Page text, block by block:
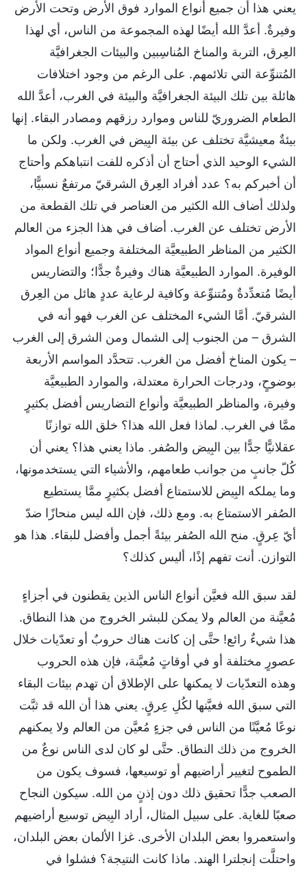
يعني هذا أن جميع أنواع الموارد فوق الأرض وتحت الأرض
وفيرةٌ. أعدَّ الله أيضًا لهذه المجموعة من الناس، أي لهذا
العِرق، التربة والمناخ المُناسِبين والبيئات الجغرافيَّة
المُتنوِّعة التي تلائمهم. على الرغم من وجود اختلافات
هائلة بين تلك البيئة الجغرافيَّة والبيئة في الغرب، أعدَّ الله
الطعام الضروريّ للناس وموارد رزقهم ومصادر البقاء. إنها
بيئةٌ معيشيَّة تختلف عن بيئة البِيض في الغرب. ولكن ما
الشيء الوحيد الذي أحتاج أن أذكره للفت انتباهكم وأحتاج
أن أخبركم به؟ عدد أفراد العِرق الشرقيّ مرتفعٌ نسبيًّا،
ولذلك أضاف الله الكثير من العناصر في تلك القطعة من
الأرض تختلف عن الغرب. أضاف في هذا الجزء من العالم
الكثير من المناظر الطبيعيَّة المختلفة وجميع أنواع المواد
الوفيرة. الموارد الطبيعيَّة هناك وفيرةٌ جدًّا؛ والتضاريس
أيضًا مُتعدِّدةٌ ومُتنوِّعة وكافية لرعاية عددٍ هائل من العِرق
الشرقيّ. أمَّا الشيء المختلف عن الغرب فهو أنه في
الشرق – من الجنوب إلى الشمال ومن الشرق إلى الغرب
– يكون المناخ أفضل من الغرب. تتحدَّد المواسم الأربعة
بوضوحٍ، ودرجات الحرارة معتدلة، والموارد الطبيعيَّة
وفيرة، والمناظر الطبيعيَّة وأنواع التضاريس أفضل بكثيرٍ
ممَّا في الغرب. لماذا فعل الله هذا؟ خلق الله توازنًا
عقلانيًّا جدًّا بين البِيض والصُفر. ماذا يعني هذا؟ يعني أن
كُلّ جانبٍ من جوانب طعامهم، والأشياء التي يستخدمونها،
وما يملكه البِيض للاستمتاع أفضل بكثيرٍ ممَّا يستطيع
الصُفر الاستمتاع به. ومع ذلك، فإن الله ليس منحازًا ضدّ
أيّ عِرقٍ. منح الله الصُفر بيئةً أجمل وأفضل للبقاء. هذا هو
التوازن. أنت تفهم إذًا، أليس كذلك؟
لقد سبق الله فعيَّن أنواع الناس الذين يقطنون في أجزاءٍ
مُعيَّنة من العالم ولا يمكن للبشر الخروج من هذا النطاق.
هذا شيءٌ رائع! حتَّى إن كانت هناك حروبٌ أو تعدّيات خلال
عصورٍ مختلفة أو في أوقاتٍ مُعيَّنة، فإن هذه الحروب
وهذه التعدّيات لا يمكنها على الإطلاق أن تهدم بيئات البقاء
التي سبق الله فعيَّنها لكُلِ عِرقٍ. يعني هذا أن الله قد ثبَّت
نوعًا مُعيَّنًا من الناس في جزءٍ مُعيَّن من العالم ولا يمكنهم
الخروج من ذلك النطاق. حتَّى لو كان لدى الناس نوعٌ من
الطموح لتغيير أراضيهم أو توسيعها، فسوف يكون من
الصعب جدًّا تحقيق ذلك دون إذنٍ من الله. سيكون النجاح
صعبًا للغاية. على سبيل المثال، أراد البِيض توسيع أراضيهم
واستعمروا بعض البلدان الأخرى. غزا الألمان بعض البلدان،
واحتلَّت إنجلترا الهند. ماذا كانت النتيجة؟ فشلوا في